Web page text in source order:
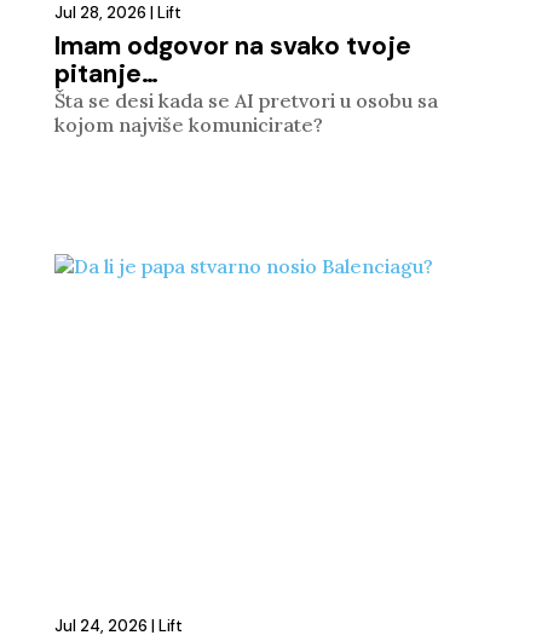
Imam odgovor na svako tvoje
pitanje…
Jul 28, 2026 | Lift
Šta se desi kada se AI pretvori u osobu sa
kojom najviše komunicirate?
Jul 24, 2026 | Lift